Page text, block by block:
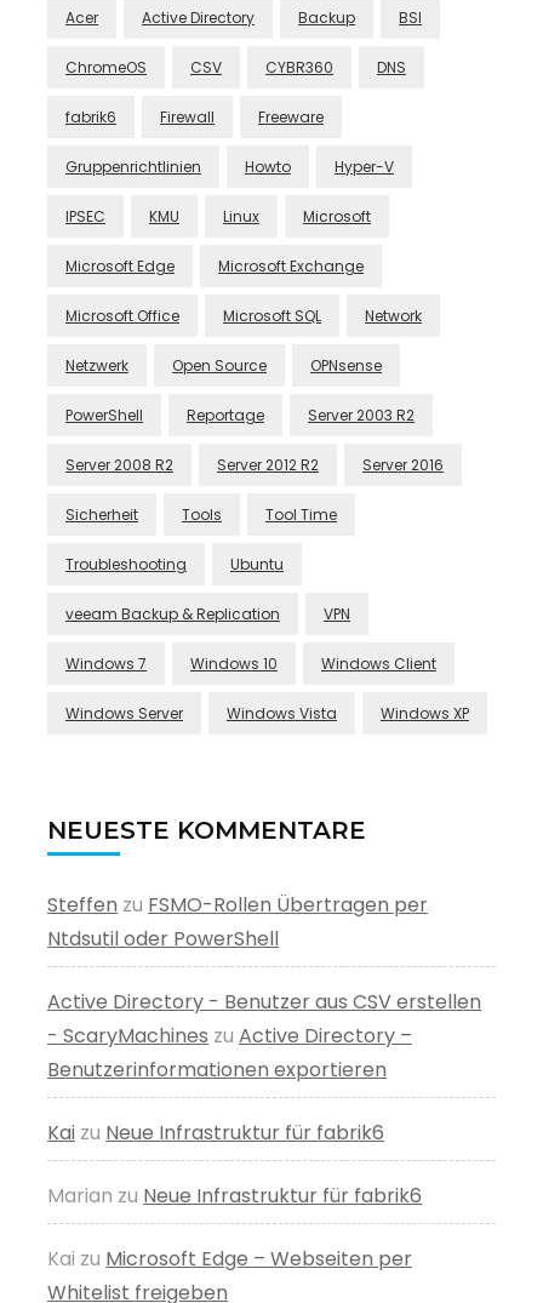
Acer Active Directory Backup BSI
ChromeOS CSV CYBR360 DNS
fabrik6 Firewall Freeware
Gruppenrichtlinien Howto Hyper-V
IPSEC KMU Linux Microsoft
Microsoft Edge Microsoft Exchange
Microsoft Office Microsoft SQL Network
Netzwerk Open Source OPNsense
PowerShell Reportage Server 2003 R2
Server 2008 R2 Server 2012 R2 Server 2016
Sicherheit Tools Tool Time
Troubleshooting Ubuntu
veeam Backup & Replication VPN
Windows 7 Windows 10 Windows Client
Windows Server Windows Vista Windows XP
NEUESTE KOMMENTARE
Steffen zu FSMO-Rollen Übertragen per
Ntdsutil oder PowerShell
Active Directory - Benutzer aus CSV erstellen
- ScaryMachines zu Active Directory –
Benutzerinformationen exportieren
Kai zu Neue Infrastruktur für fabrik6
Marian zu Neue Infrastruktur für fabrik6
Kai zu Microsoft Edge – Webseiten per
Whitelist freigeben